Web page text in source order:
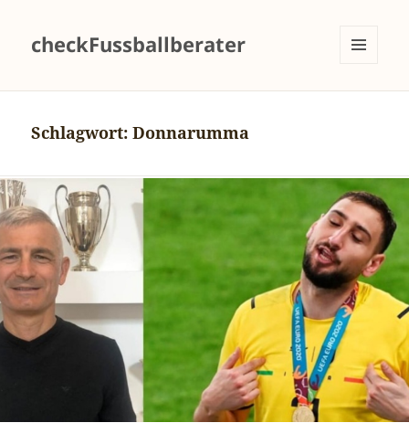
checkFussballberater
UND
Schlagwort:Donnarumma